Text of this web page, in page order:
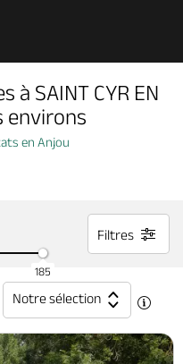
à SAINT CYR EN
environs
en Anjou
185
Filtres
Notre sélection